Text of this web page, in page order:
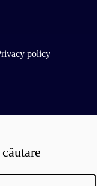
policy